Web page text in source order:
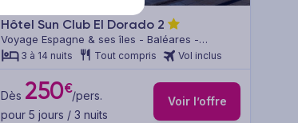
Hôtel Sun Club El Dorado 2
Voyage Espagne & ses îles - Baléares -
Majorque
3 à 14 nuits Tout compris Vol inclus
Dès 250€/pers.
pour 5 jours / 3 nuits
Voir l’offre